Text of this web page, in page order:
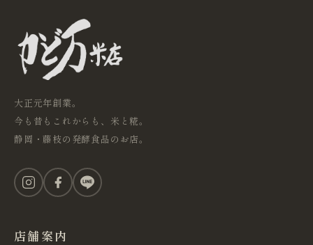
大正元年創業。
今も昔もこれからも、米と糀。
静岡・藤枝の発酵食品のお店。
店舗案内